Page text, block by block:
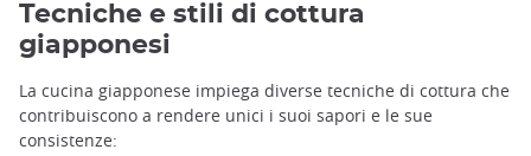
Tecniche e stili di cottura
giapponesi
La cucina giapponese impiega diverse tecniche di cottura che
contribuiscono a rendere unici i suoi sapori e le sue
consistenze: